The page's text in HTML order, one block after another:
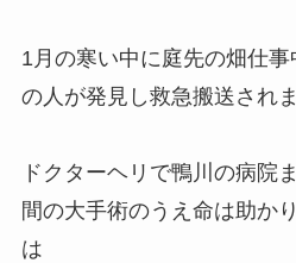
1月の寒い中に庭先の畑仕
の人が発見し救急搬送されま
ドクターヘリで鴨川の病院
間の大手術のうえ命は助か
は